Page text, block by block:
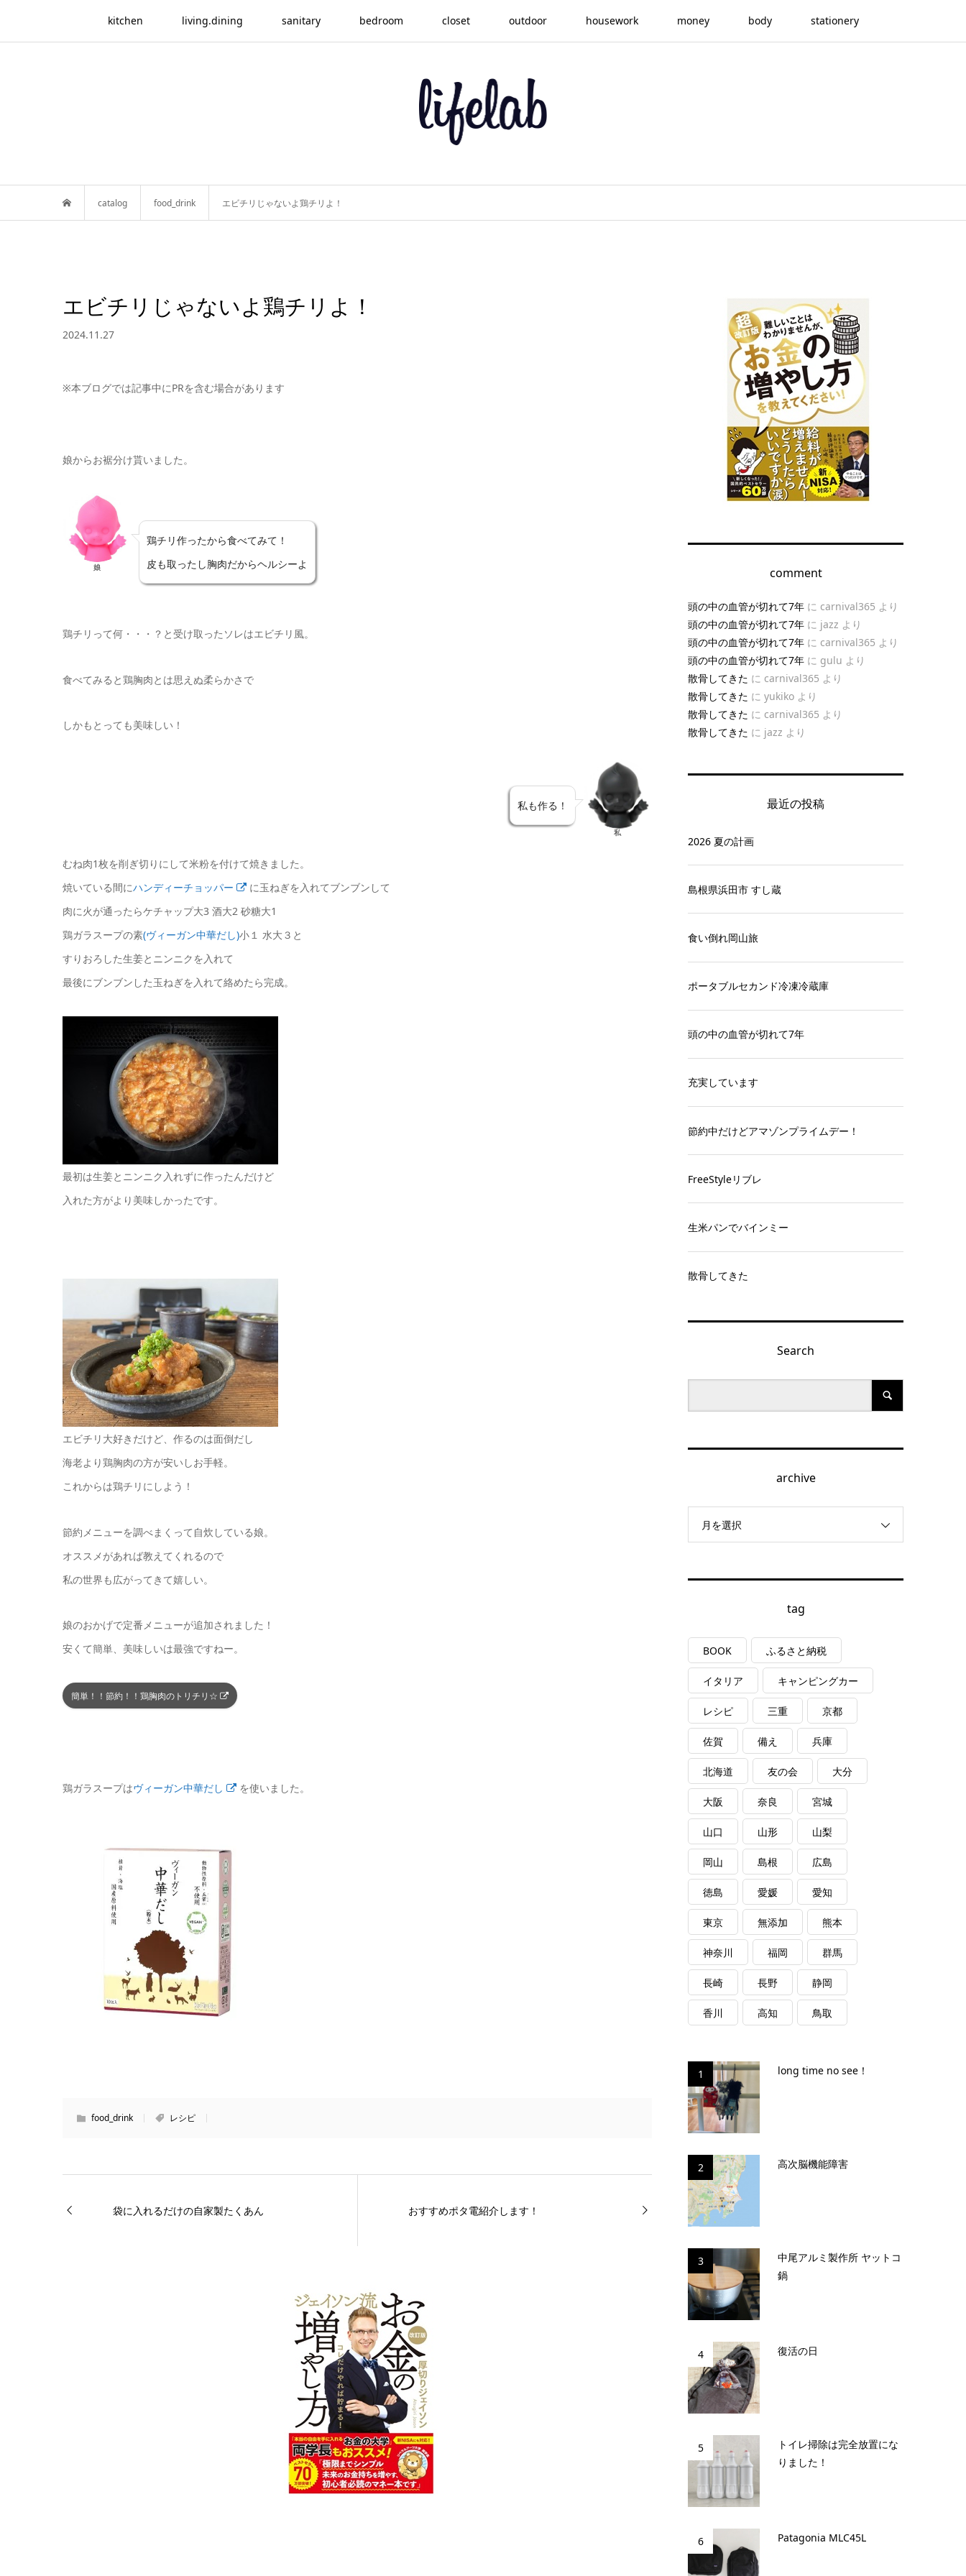
kitchen living.dining sanitary bedroom closet outdoor housework money body stationery
catalog food_drink エビチリじゃないよ鶏チリよ！
エビチリじゃないよ鶏チリよ！
2024.11.27
※本ブログでは記事中にPRを含む場合があります
娘からお裾分け貰いました。
娘
鶏チリ作ったから食べてみて！
皮も取ったし胸肉だからヘルシーよ
鶏チリって何・・・？と受け取ったソレはエビチリ風。
食べてみると鶏胸肉とは思えぬ柔らかさで
しかもとっても美味しい！
私も作る！
私
むね肉1枚を削ぎ切りにして米粉を付けて焼きました。
焼いている間にハンディーチョッパー
に玉ねぎを入れてブンブンして
肉に火が通ったらケチャップ大3 酒大2 砂糖大1
鶏ガラスープの素(ヴィーガン中華だし)小１ 水大３と
すりおろした生姜とニンニクを入れて
最後にブンブンした玉ねぎを入れて絡めたら完成。
最初は生姜とニンニク入れずに作ったんだけど
入れた方がより美味しかったです。
エビチリ大好きだけど、作るのは面倒だし
海老より鶏胸肉の方が安いしお手軽。
これからは鶏チリにしよう！
節約メニューを調べまくって自炊している娘。
オススメがあれば教えてくれるので
私の世界も広がってきて嬉しい。
娘のおかげで定番メニューが追加されました！
安くて簡単、美味しいは最強ですねー。
簡単！！節約！！鶏胸肉のトリチリ☆
鶏ガラスープはヴィーガン中華だし を使いました。
food_drink レシピ
袋に入れるだけの自家製たくあん おすすめポタ電紹介します！
comment
頭の中の血管が切れて7年 に carnival365 より
頭の中の血管が切れて7年 に jazz より
頭の中の血管が切れて7年 に carnival365 より
頭の中の血管が切れて7年 に gulu より
散骨してきた に carnival365 より
散骨してきた に yukiko より
散骨してきた に carnival365 より
散骨してきた に jazz より
最近の投稿
2026 夏の計画
島根県浜田市 すし蔵
食い倒れ岡山旅
ポータブルセカンド冷凍冷蔵庫
頭の中の血管が切れて7年
充実しています
節約中だけどアマゾンプライムデー！
FreeStyleリブレ
生米パンでバインミー
散骨してきた
Search
archive
月を選択
tag
BOOK ふるさと納税
イタリア キャンピングカー
レシピ 三重 京都
佐賀 備え 兵庫
北海道 友の会 大分
大阪 奈良 宮城
山口 山形 山梨
岡山 島根 広島
徳島 愛媛 愛知
東京 無添加 熊本
神奈川 福岡 群馬
長崎 長野 静岡
香川 高知 鳥取
1 long time no see！
2 高次脳機能障害
3
中尾アルミ製作所 ヤットコ
鍋
4 復活の日
5
トイレ掃除は完全放置にな
りました！
6 Patagonia MLC45L